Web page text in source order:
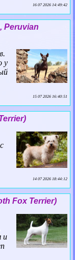
16 07 2026 14:49:42
Peruvian
у
15 07 2026 16:40:51
14 07 2026 18:44:12
Fox Terrier)
и